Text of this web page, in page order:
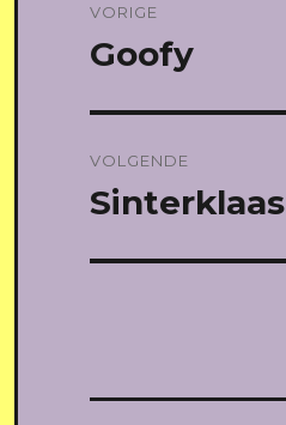
navigatie
VORIGE
Vorig
Goofy
VOLGENDE
Volgend
Sinterklaas